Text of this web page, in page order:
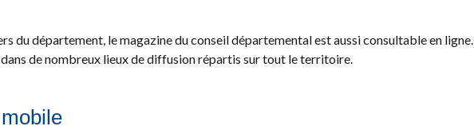
du département, le magazine du conseil départemental est aussi consultable en ligne.
de nombreux lieux de diffusion répartis sur tout le territoire.